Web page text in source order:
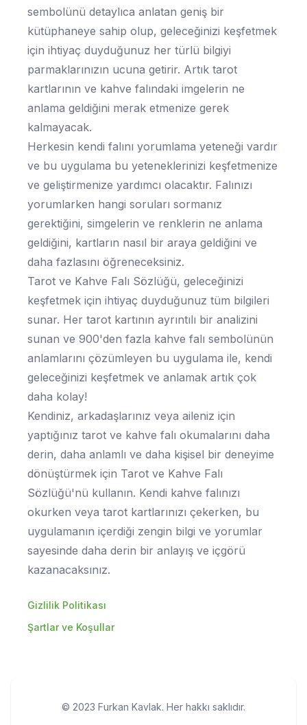
sembolünü detaylıca anlatan geniş bir
kütüphaneye sahip olup, geleceğinizi keşfetmek
için ihtiyaç duyduğunuz her türlü bilgiyi
parmaklarınızın ucuna getirir. Artık tarot
kartlarının ve kahve falındaki imgelerin ne
anlama geldiğini merak etmenize gerek
kalmayacak.
Herkesin kendi falını yorumlama yeteneği vardır
ve bu uygulama bu yeteneklerinizi keşfetmenize
ve geliştirmenize yardımcı olacaktır. Falınızı
yorumlarken hangi soruları sormanız
gerektiğini, simgelerin ve renklerin ne anlama
geldiğini, kartların nasıl bir araya geldiğini ve
daha fazlasını öğreneceksiniz.
Tarot ve Kahve Falı Sözlüğü, geleceğinizi
keşfetmek için ihtiyaç duyduğunuz tüm bilgileri
sunar. Her tarot kartının ayrıntılı bir analizini
sunan ve 900'den fazla kahve falı sembolünün
anlamlarını çözümleyen bu uygulama ile, kendi
geleceğinizi keşfetmek ve anlamak artık çok
daha kolay!
Kendiniz, arkadaşlarınız veya aileniz için
yaptığınız tarot ve kahve falı okumalarını daha
derin, daha anlamlı ve daha kişisel bir deneyime
dönüştürmek için Tarot ve Kahve Falı
Sözlüğü'nü kullanın. Kendi kahve falınızı
okurken veya tarot kartlarınızı çekerken, bu
uygulamanın içerdiği zengin bilgi ve yorumlar
sayesinde daha derin bir anlayış ve içgörü
kazanacaksınız.
Gizlilik Politikası
Şartlar ve Koşullar
© 2023 Furkan Kavlak. Her hakkı saklıdır.